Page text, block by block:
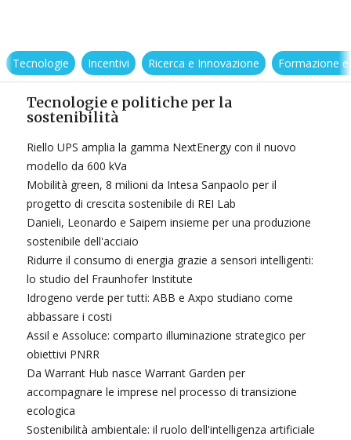
Tecnologie Incentivi Ricerca e Innovazione Formazione
Tecnologie e politiche per la
sostenibilità
Riello UPS amplia la gamma NextEnergy con il nuovo
modello da 600 kVa
Mobilità green, 8 milioni da Intesa Sanpaolo per il
progetto di crescita sostenibile di REI Lab
Danieli, Leonardo e Saipem insieme per una produzione
sostenibile dell'acciaio
Ridurre il consumo di energia grazie a sensori intelligenti:
lo studio del Fraunhofer Institute
Idrogeno verde per tutti: ABB e Axpo studiano come
abbassare i costi
Assil e Assoluce: comparto illuminazione strategico per
obiettivi PNRR
Da Warrant Hub nasce Warrant Garden per
accompagnare le imprese nel processo di transizione
ecologica
Sostenibilità ambientale: il ruolo dell'intelligenza artificiale